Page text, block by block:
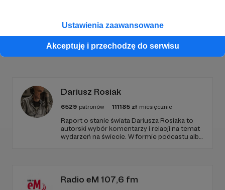
Ustawienia zaawansowane
Akceptuję i przechodzę do serwisu
Promowani autorzy
Dariusz Rosiak
6529 patronów 111185 zł miesięcznie
Raport o stanie świata Dariusza Rosiaka to
autorski wybór komentarzy i relacji na temat
wydarzeń na świecie. W formie podcastu albo
Radio eM 107,6 fm